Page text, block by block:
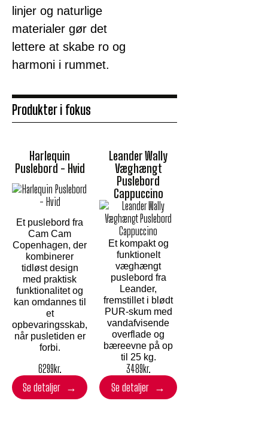
linjer og naturlige
materialer gør det
lettere at skabe ro og
harmoni i rummet.
Produkter i fokus
Harlequin
Puslebord - Hvid
Et puslebord fra
Cam Cam
Copenhagen, der
kombinerer
tidløst design
med praktisk
funktionalitet og
kan omdannes til
et
opbevaringsskab,
når pusletiden er
forbi.
6299kr.
Se detaljer
Leander Wally
Væghængt
Puslebord
Cappuccino
Et kompakt og
funktionelt
væghængt
puslebord fra
Leander,
fremstillet i blødt
PUR-skum med
vandafvisende
overflade og
bæreevne på op
til 25 kg.
3489kr.
Se detaljer